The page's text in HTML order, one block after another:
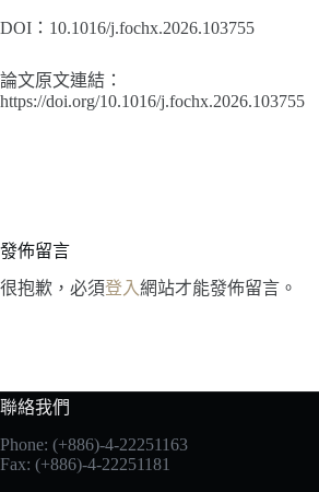
DOI：10.1016/j.fochx.2026.103755
論文原文連結：
https://doi.org/10.1016/j.fochx.2026.103755
發佈留言
很抱歉，必須登入網站才能發佈留言。
聯絡我們
Phone: (+886)-4-22251163
Fax: (+886)-4-22251181